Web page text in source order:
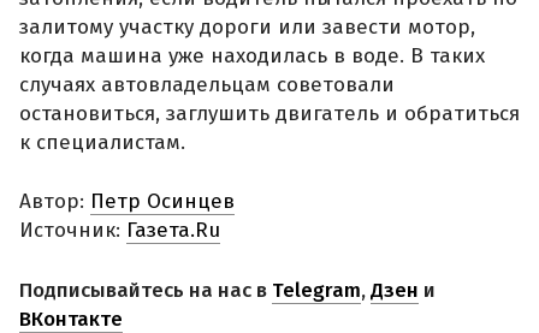
залитому участку дороги или завести мотор,
когда машина уже находилась в воде. В таких
случаях автовладельцам советовали
остановиться, заглушить двигатель и обратиться
к специалистам.
Автор: Петр Осинцев
Источник: Газета.Ru
Подписывайтесь на нас в Telegram,Дзен и
ВКонтакте